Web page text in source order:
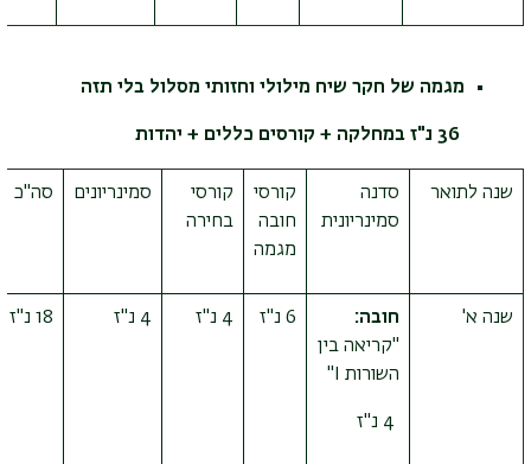
מגמה של חקר שיח מילולי וחזותי מסלול בלי תזה
שנה לתואר
סדנה
סמינריונית
קורסי
חובה
מגמה
קורסי
בחירה
סמינריונים סה"כ
שנה א'
חובה:
"קריאה בין
השורות I
"
6 נ"ז 4 נ"ז 4 נ"ז 18 נ"ז